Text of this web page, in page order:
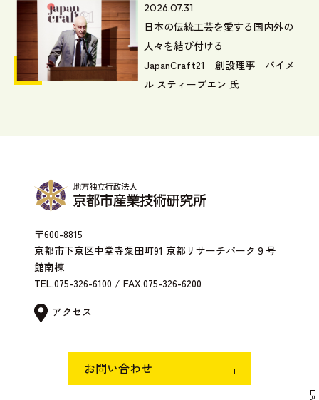
2026.07.31
日本の伝統工芸を愛する国内外の
人々を結び付ける
JapanCraft21 創設理事 バイメ
ル スティーブエン 氏
〒600-8815
京都市下京区中堂寺粟田町91 京都リサーチパーク９号
館南棟
TEL.075-326-6100 / FAX.075-326-6200
アクセス
お問い合わせ